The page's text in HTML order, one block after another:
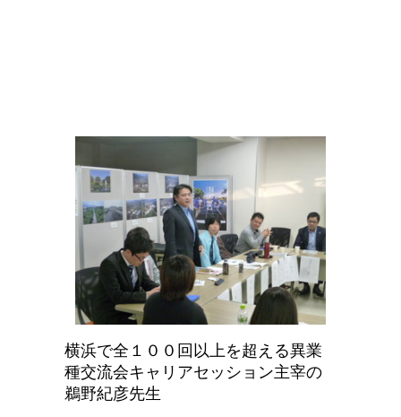
横浜で全１００回以上を超える異業
種交流会キャリアセッション主宰の
鵜野紀彦先生